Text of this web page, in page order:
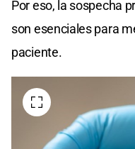
Por eso, la sospecha
son esenciales para
paciente.